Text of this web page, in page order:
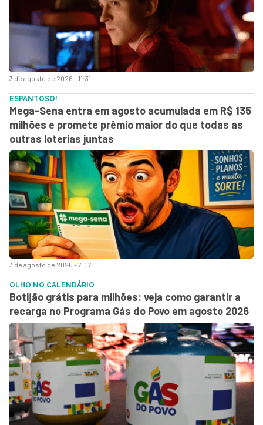
3 de agosto de 2026 - 11:31
3 de agosto de 2026 - 7:07
ESPANTOSO!
Mega-Sena entra em agosto acumulada em R$ 135
milhões e promete prêmio maior do que todas as
outras loterias juntas
OLHO NO CALENDÁRIO
Botijão grátis para milhões: veja como garantir a
recarga no Programa Gás do Povo em agosto 2026